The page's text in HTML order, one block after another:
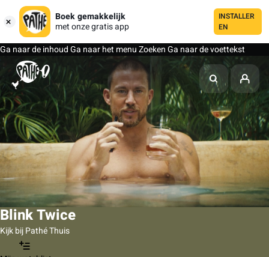
Boek gemakkelijk
met onze gratis app
INSTALLER
EN
Ga naar de inhoudGa naar het menuZoekenGa naar de voettekst
Blink Twice
Kijk bij Pathé Thuis